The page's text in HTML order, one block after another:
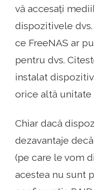
vă accesați
dispozitivele
ce FreeNAS ar
pentru dvs.
instalat
orice altă unitate
Chiar dacă
dezavantaje
(pe care le vom
acestea nu sunt